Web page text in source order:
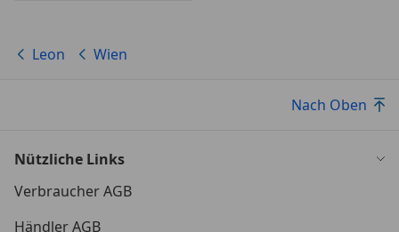
Leon Wien
Nach Oben
Nützliche Links
Verbraucher AGB
Händler AGB